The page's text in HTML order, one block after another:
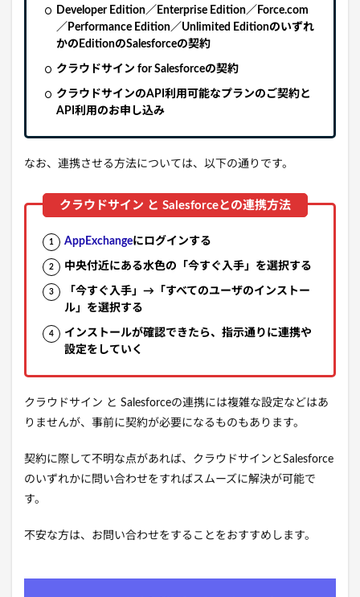
Developer Edition／Enterprise Edition／Force.com
／Performance Edition／Unlimited Editionのいずれ
かのEditionのSalesforceの契約
クラウドサイン for Salesforceの契約
クラウドサインのAPI利用可能なプランのご契約と
API利用のお申し込み
なお、連携させる方法については、以下の通りです。
AppExchangeにログインする
中央付近にある水色の「今すぐ入手」を選択する
「今すぐ入手」→「すべてのユーザのインストー
ル」を選択する
インストールが確認できたら、指示通りに連携や
設定をしていく
クラウドサイン と Salesforceの連携には複雑な設定などはあ
りませんが、事前に契約が必要になるものもあります。
契約に際して不明な点があれば、クラウドサインとSalesforce
のいずれかに問い合わせをすればスムーズに解決が可能で
す。
不安な方は、お問い合わせをすることをおすすめします。